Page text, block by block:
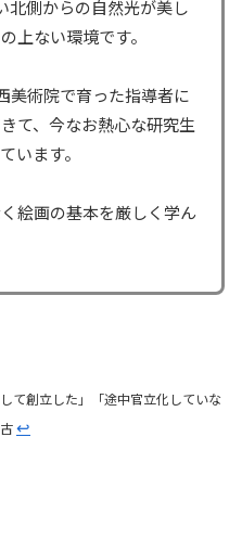
北側からの自然光が美し
上ない環境です。
美術院で育った指導者に
て、今なお熱心な研究生
います。
絵画の基本を厳しく学ん
て創立した」「途中官立化していな
↩︎